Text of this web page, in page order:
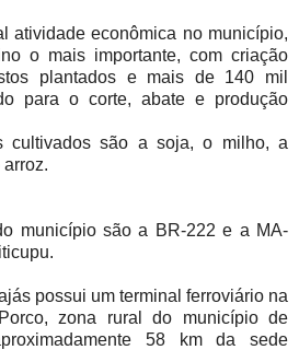
atividade econômica no município,
o mais importante, com criação
plantados e mais de 140 mil
para o corte, abate e produção
cultivados são a soja, o milho, a
município são a BR-222 e a MA-
possui um terminal ferroviário na
zona rural do município de
58 km da sede